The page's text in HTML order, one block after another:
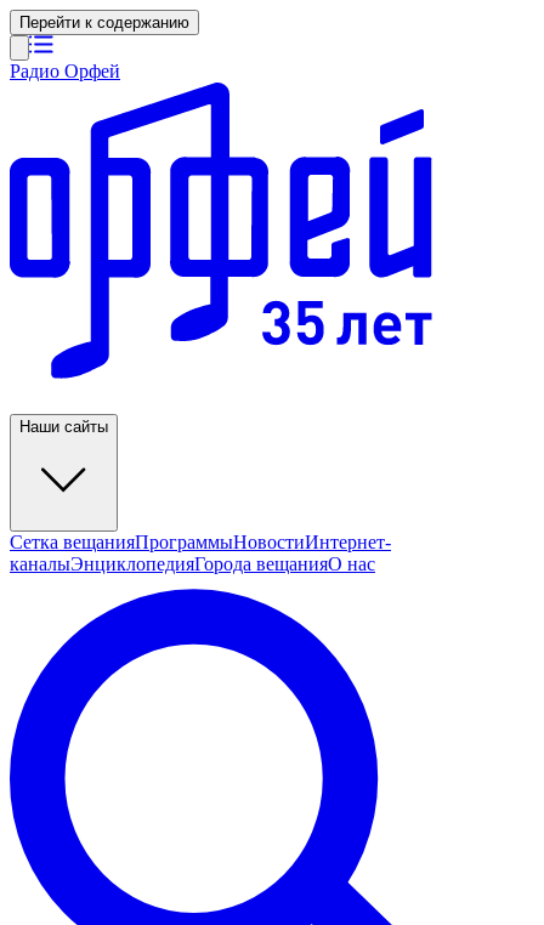
Перейти к содержанию
Радио Орфей
Наши сайты
Сетка вещанияПрограммыНовостиИнтернет-
каналыЭнциклопедияГорода вещанияО нас